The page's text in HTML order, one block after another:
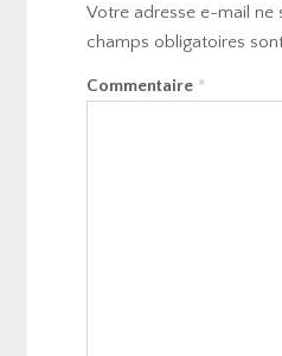
Votre adresse e-mail ne
champs obligatoires
Commentaire *